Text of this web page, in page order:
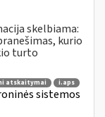
skelbiama:
kurio
turto
atskaitymai i.aps
sistemos